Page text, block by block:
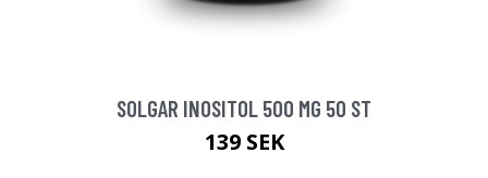
SOLGAR INOSITOL 500 MG 50 ST
139 SEK